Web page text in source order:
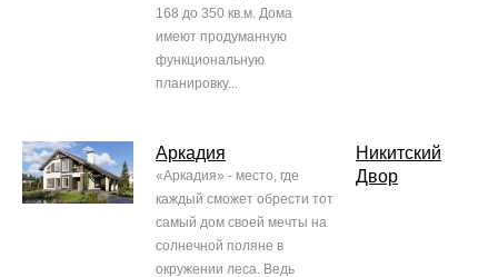
168 до 350 кв.м. Дома
имеют продуманную
функциональную
планировку...
Аркадия
«Аркадия» - место, где
каждый сможет обрести тот
самый дом своей мечты на
солнечной поляне в
окружении леса. Ведь
Никитский
Двор